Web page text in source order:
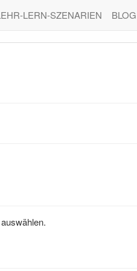
LERN-SZENARIEN BLOG